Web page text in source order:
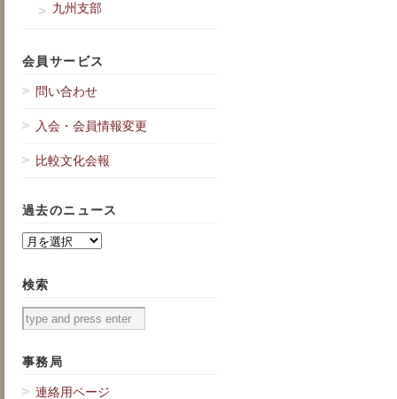
九州支部
会員サービス
問い合わせ
入会・会員情報変更
比較文化会報
過去のニュース
過
去
ニ
ュ
ー
検索
事務局
連絡用ページ